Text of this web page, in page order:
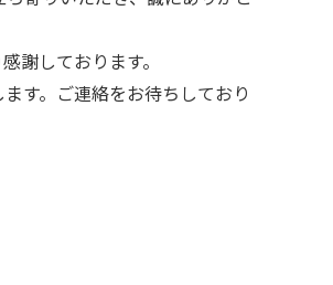
謝しております。
す。ご連絡をお待ちしており